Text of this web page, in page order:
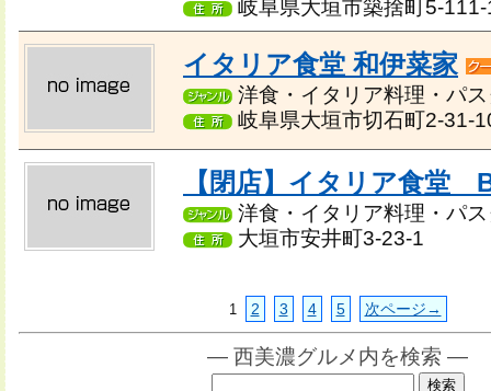
岐阜県大垣市築捨町5-111-
イタリア食堂 和伊菜家
洋食・イタリア料理・パ
岐阜県大垣市切石町2-31-
【閉店】イタリア食堂
洋食・イタリア料理・パ
大垣市安井町3-23-1
1 2 3 4 5 次ページ→
― 西美濃グルメ内を検索 ―